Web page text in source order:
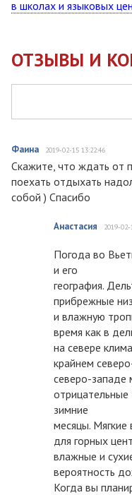
в школах и языковых
ОТЗЫВЫ И
Фаина 2019-02-15 13:22:46
Скажите, что ждать от
поехать отдыхать
собой ) Спасибо
Анастасия 2019-02-
Погода во
и его
география.
прибрежные
и влажную
время как в
на севере
крайнем
северо-западе
зимние
месяцы. Мягкие
для горных
влажные и
вероятность
Когда вы